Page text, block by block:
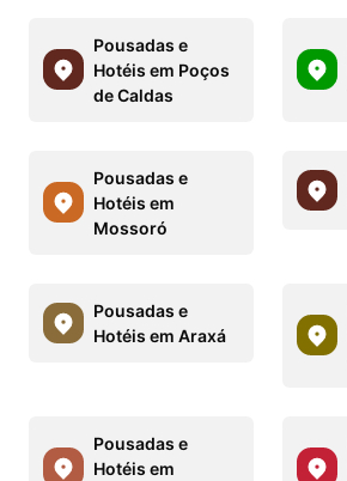
Pousadas e
Hotéis em Poços
de Caldas
Pousadas e
Hotéis em
Mossoró
Pousadas e
Hotéis em Araxá
Pousadas e
Hotéis em